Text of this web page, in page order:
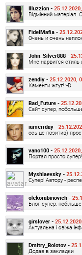
Illuzzion -
Відмінний матеріал.
FidelMafia -
Очень и очень
John_Silver888 -
Мне нарвится стиль
zendiy - 25.12.2020,
Каменти жгут! :-D
Bad_Future -
Сайт супер,
iamerrday -
ось це позитив)
vano100 -
Портал просто супер!
Myshlaevsky -
Супер! Автору -
olekorabinovich -
Блог супер,
girslover -
Актуальна і свіжа
Dmitry_Bolotov -
Додав в закладки